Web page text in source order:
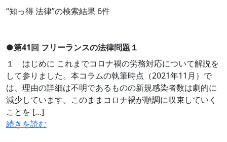
“知っ得 法律”の検索結果 6件
●第41回 フリーランスの法律問題１
１ はじめに これまでコロナ禍の労務対応について解説を
して参りました。本コラムの執筆時点（2021年11月）で
は、理由の詳細は不明であるものの新規感染者数は劇的に
減少しています。このままコロナ禍が順調に収束していく
ことを […]
続きを読む